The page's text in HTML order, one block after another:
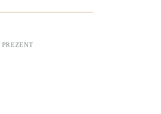
PREZENT